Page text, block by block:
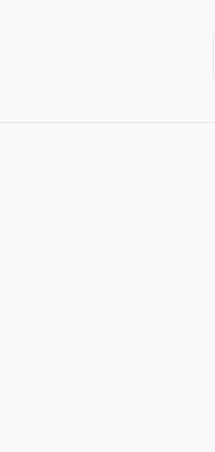
Golden Feminine no.1 キャ